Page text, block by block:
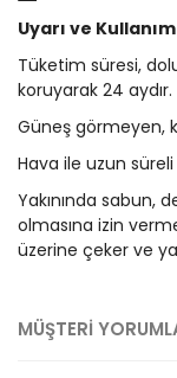
Uyarı ve
Tüketim süresi,
koruyarak 24 aydır.
Güneş görmeyen,
Hava ile uzun
Yakınında sabun,
olmasına izin
üzerine çeker ve
MÜŞTERİ